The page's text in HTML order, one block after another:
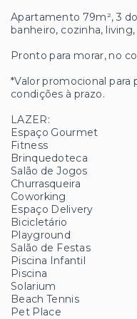
Apartamento 79m², 3
banheiro, cozinha,
Pronto para morar, no
*Valor promocional
condições à prazo.
LAZER:
Espaço Gourmet
Fitness
Brinquedoteca
Salão de Jogos
Churrasqueira
Coworking
Espaço Delivery
Bicicletário
Playground
Salão de Festas
Piscina Infantil
Piscina
Solarium
Beach Tennis
Pet Place